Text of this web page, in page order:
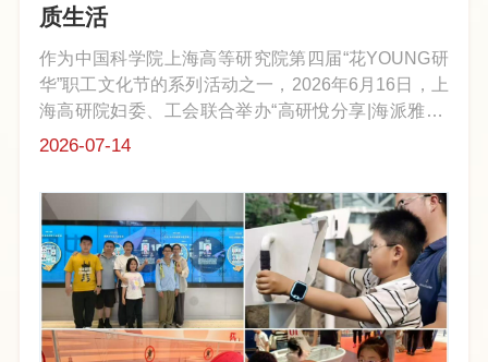
质生活
作为中国科学院上海高等研究院第四届“花YOUNG研
华”职工文化节的系列活动之一，2026年6月16日，上
海高研院妇委、工会联合举办“高研悅分享|海派雅集·
康养人生”文化沙龙，约50位女性科技工作者换上各色
内修其本、形神合一”的沉...
2026-07-14